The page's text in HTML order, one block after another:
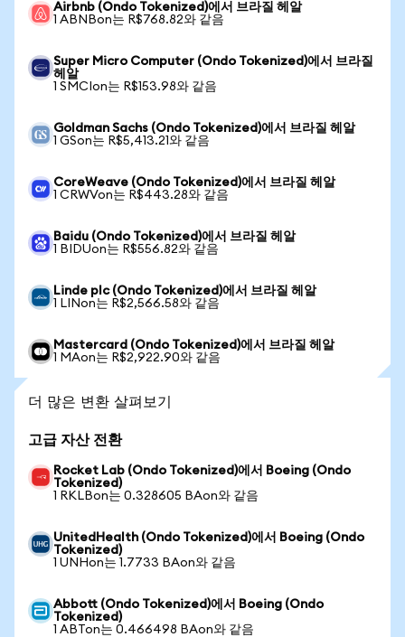
Airbnb (Ondo Tokenized)에서 브라질 헤알
1 ABNBon는 R$768.82와 같음
Super Micro Computer (Ondo Tokenized)에서 브라질
헤알
1 SMCIon는 R$153.98와 같음
Goldman Sachs (Ondo Tokenized)에서 브라질 헤알
1 GSon는 R$5,413.21와 같음
CoreWeave (Ondo Tokenized)에서 브라질 헤알
1 CRWVon는 R$443.28와 같음
Baidu (Ondo Tokenized)에서 브라질 헤알
1 BIDUon는 R$556.82와 같음
Linde plc (Ondo Tokenized)에서 브라질 헤알
1 LINon는 R$2,566.58와 같음
Mastercard (Ondo Tokenized)에서 브라질 헤알
1 MAon는 R$2,922.90와 같음
더 많은 변환 살펴보기
고급 자산 전환
Rocket Lab (Ondo Tokenized)에서 Boeing (Ondo
Tokenized)
1 RKLBon는 0.328605 BAon와 같음
UnitedHealth (Ondo Tokenized)에서 Boeing (Ondo
Tokenized)
1 UNHon는 1.7733 BAon와 같음
Abbott (Ondo Tokenized)에서 Boeing (Ondo
Tokenized)
1 ABTon는 0.466498 BAon와 같음